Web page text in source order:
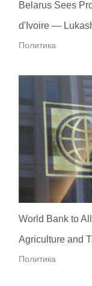
Belarus Sees
d'Ivoire —
Политика
World Bank to
Agriculture and
Политика